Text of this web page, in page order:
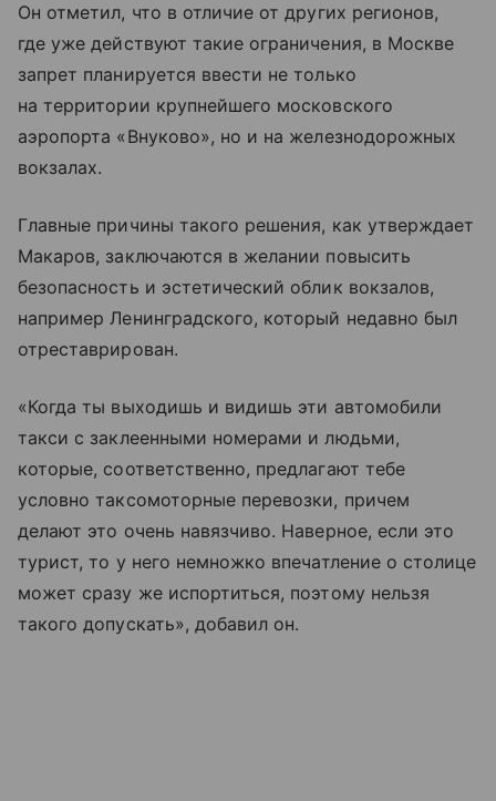
Он отметил, что в отличие от других регионов,
где уже действуют такие ограничения, в Москве
запрет планируется ввести не только
на территории крупнейшего московского
аэропорта «Внуково», но и на железнодорожных
вокзалах.
Главные причины такого решения, как утверждает
Макаров, заключаются в желании повысить
безопасность и эстетический облик вокзалов,
например Ленинградского, который недавно был
отреставрирован.
«Когда ты выходишь и видишь эти автомобили
такси с заклеенными номерами и людьми,
которые, соответственно, предлагают тебе
условно таксомоторные перевозки, причем
делают это очень навязчиво. Наверное, если это
турист, то у него немножко впечатление о столице
может сразу же испортиться, поэтому нельзя
такого допускать», добавил он.